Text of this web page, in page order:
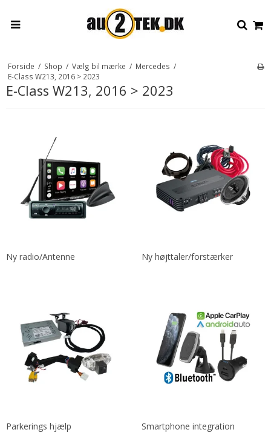
Forside / Shop / Vælg bil mærke / Mercedes /
E-Class W213, 2016 > 2023
E-Class W213, 2016 > 2023
Ny radio/Antenne Ny højttaler/forstærker
Parkerings hjælp Smartphone integration